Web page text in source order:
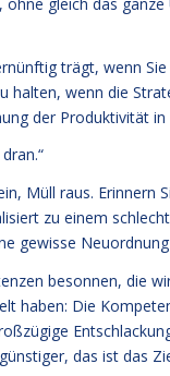
trägt, wenn
wenn die
der Produktivität
Müll raus. Erinnern
zu einem
gewisse
besonnen, die
haben: Die
das ist das